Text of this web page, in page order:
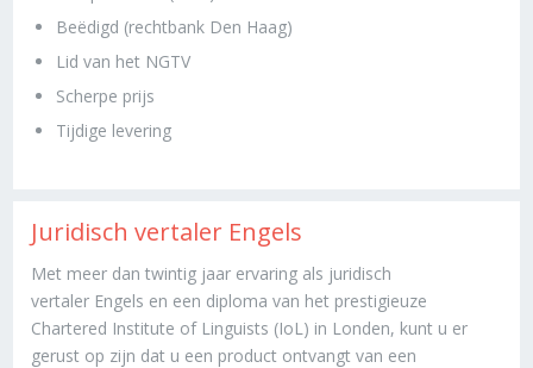
Beëdigd (rechtbank Den Haag)
Lid van het NGTV
Scherpe prijs
Tijdige levering
Juridisch vertaler Engels
Met meer dan twintig jaar ervaring als juridisch
vertaler Engels en een diploma van het prestigieuze
Chartered Institute of Linguists (IoL) in Londen, kunt u er
gerust op zijn dat u een product ontvangt van een